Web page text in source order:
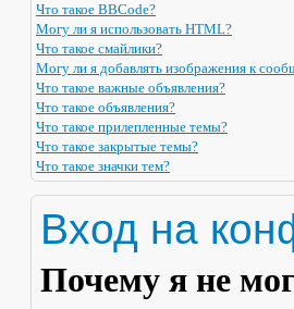
Что такое BBCode?
Могу ли я использовать HTML?
Что такое смайлики?
Могу ли я добавлять изображения к
Что такое важные объявления?
Что такое объявления?
Что такое прилепленные темы?
Что такое закрытые темы?
Что такое значки тем?
Вход на
Почему я не